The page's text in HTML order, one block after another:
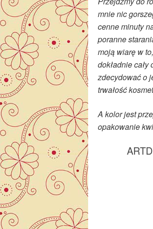
mnie nic
cenne minuty
poranne
moją wiarę w
dokładnie
zdecydować o
trwałość
A kolor jest
opakowanie